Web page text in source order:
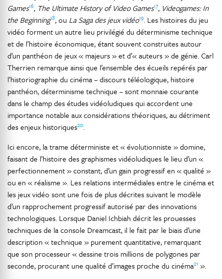
Games16, The Ultimate History of Video Games17, Videogames: In
the Beginning18, ou La Saga des jeux vidéo19. Les histoires du jeu
vidéo forment un autre lieu privilégié du déterminisme technique
et de l’histoire économique, étant souvent construites autour
d’un panthéon de jeux « majeurs » et d’« auteurs » de génie. Carl
Therrien remarque ainsi que l’ensemble des écueils repérés par
l’historiographie du cinéma – discours téléologique, histoire
panthéon, déterminisme technique – sont monnaie courante
dans le champ des études vidéoludiques qui accordent une
importance notable aux considérations théoriques, au détriment
des enjeux historiques20.
Ici encore, la trame déterministe et « évolutionniste » domine,
faisant de l’histoire des graphismes vidéoludiques le lieu d’un «
perfectionnement » constant, d’un gain progressif en « qualité »
ou en « réalisme ». Les relations intermédiales entre le cinéma et
les jeux vidéo sont une fois de plus décrites suivant le modèle
d’un rapprochement progressif autorisé par des innovations
technologiques. Lorsque Daniel Ichbiah décrit les prouesses
techniques de la console Dreamcast, il le fait par le biais d’une
description « technique » purement quantitative, remarquant
que son processeur « dessine trois millions de polygones par
seconde, procurant une qualité d’images proche du cinéma21 ».